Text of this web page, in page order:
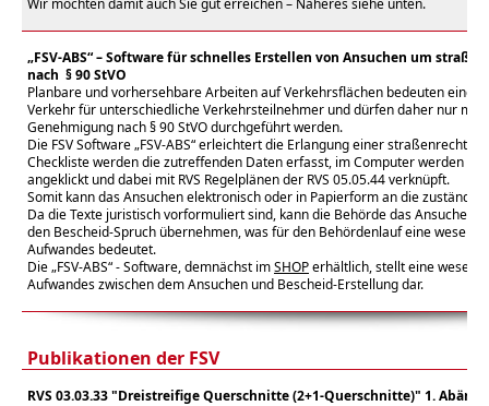
Wir möchten damit auch Sie gut erreichen – Näheres siehe unten.
„FSV-ABS“ – Software für schnelles Erstellen von Ansuchen um
nach § 90 StVO
Planbare und vorhersehbare Arbeiten auf Verkehrsflächen bedeuten einen
Verkehr für unterschiedliche Verkehrsteilnehmer und dürfen daher nur mit
Genehmigung nach § 90 StVO durchgeführt werden.
Die FSV Software „FSV-ABS“ erleichtert die Erlangung einer
Checkliste werden die zutreffenden Daten erfasst, im Computer werden
angeklickt und dabei mit RVS Regelplänen der RVS 05.05.44 verknüpft.
Somit kann das Ansuchen elektronisch oder in Papierform an die
Da die Texte juristisch vorformuliert sind, kann die Behörde das Ansuchen
den Bescheid-Spruch übernehmen, was für den Behördenlauf eine
Aufwandes bedeutet.
Die „FSV-ABS“ - Software, demnächst imSHOPerhältlich, stellt eine
Aufwandes zwischen dem Ansuchen und Bescheid-Erstellung dar.
Publikationen der FSV
RVS 03.03.33 "Dreistreifige Querschnitte (2+1-Querschnitte)" 1.